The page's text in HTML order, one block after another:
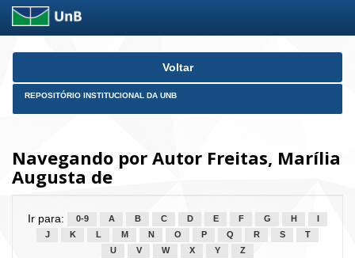
Skip
Voltar
REPOSITÓRIO INSTITUCIONAL DA UNB
Navegando por Autor Freitas, Marília
Augusta de
Ir para: 0-9 A B C D E F G H
J
K L M N O P Q R S
T
U
V W X Y Z